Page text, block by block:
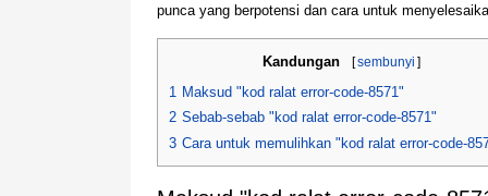
punca yang berpotensi dan cara untuk
Kandungan [sembunyi ]
1 Maksud "kod ralat error-code-8571"
2 Sebab-sebab "kod ralat error-code-8571"
3 Cara untuk memulihkan "kod ralat error-code-